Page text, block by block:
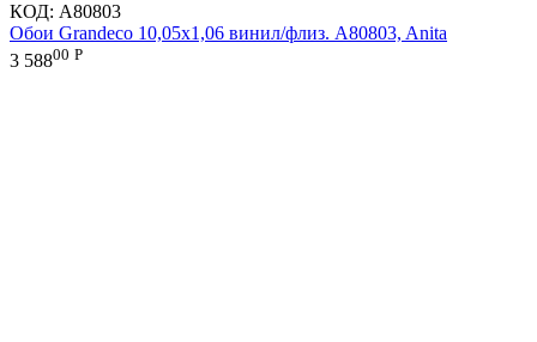
КОД: A80803
Обои Grandeco 10,05х1,06 винил/флиз. A80803, Anita
3 58800 Р